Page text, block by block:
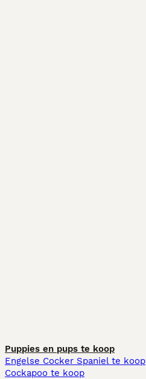
Puppies en pups te koop
Engelse Cocker Spaniel te koop
Cockapoo te koop